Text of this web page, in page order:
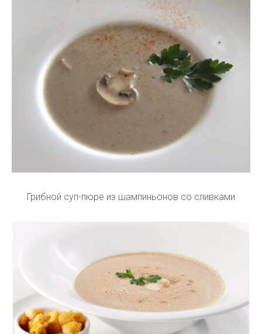
Грибной суп-пюре из шампиньонов со сливками